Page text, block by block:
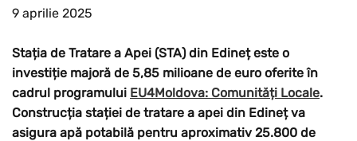
9 aprilie 2025
Stația de Tratare a Apei (STA) din Edineț este o
investiție majoră de 5,85 milioane de euro oferite în
cadrul programului EU4Moldova: Comunități Locale.
Construcția stației de tratare a apei din Edineț va
asigura apă potabilă pentru aproximativ 25.800 de